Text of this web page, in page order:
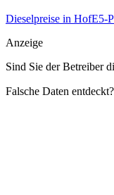
Dieselpreise in HofE5-
Anzeige
Sind Sie der Betreiber
Falsche Daten entdeckt?